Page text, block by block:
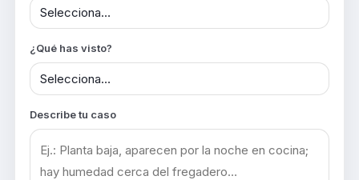
¿Qué has visto?
Describe tu caso